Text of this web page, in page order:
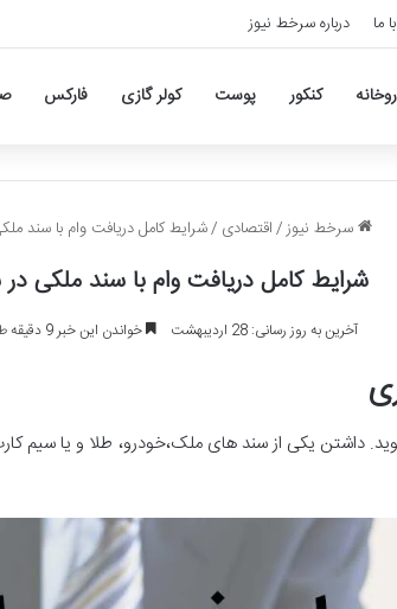
ما درباره سرخط نیوز
کنکور پوست کولر گازی فارکس
سرخط نیوز/اقتصادی /شرایط کامل دریافت وام با سند ملکی
شرایط کامل دریافت وام با سند ملکی در سال
آخرین به روز رسانی: 28 اردیبهشت خواندن این خبر 9 دقیقه طول می کشد
داشتن یکی از سند های ملک،خودرو، طلا و یا سیم